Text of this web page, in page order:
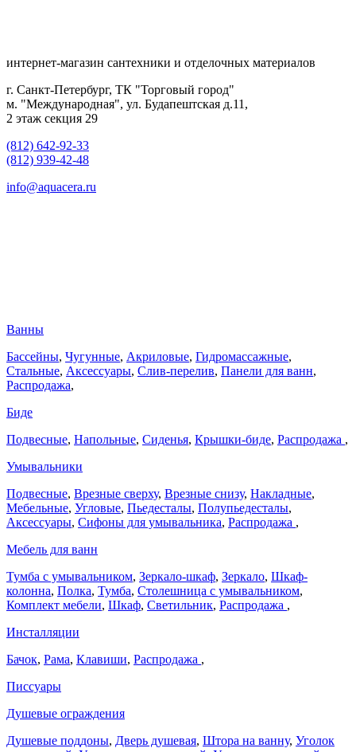
интернет-магазин сантехники и отделочных материалов
г. Санкт-Петербург, ТК "Торговый город"
м. "Международная", ул. Будапештская д.11,
2 этаж секция 29
(812) 642-92-33
(812) 939-42-48
info@aquacera.ru
Ванны
Бассейны, Чугунные, Акриловые, Гидромассажные,
Стальные, Аксессуары, Слив-перелив, Панели для ванн,
Распродажа,
Биде
Подвесные, Напольные, Сиденья, Крышки-биде, Распродажа ,
Умывальники
Подвесные, Врезные сверху, Врезные снизу, Накладные,
Мебельные, Угловые, Пьедесталы, Полупьедесталы,
Аксессуары, Сифоны для умывальника, Распродажа ,
Мебель для ванн
Тумба с умывальником, Зеркало-шкаф, Зеркало, Шкаф-
колонна, Полка, Тумба, Столешница с умывальником,
Комплект мебели, Шкаф, Светильник, Распродажа ,
Инсталляции
Бачок, Рама, Клавиши, Распродажа ,
Писсуары
Душевые ограждения
Душевые поддоны, Дверь душевая, Штора на ванну, Уголок